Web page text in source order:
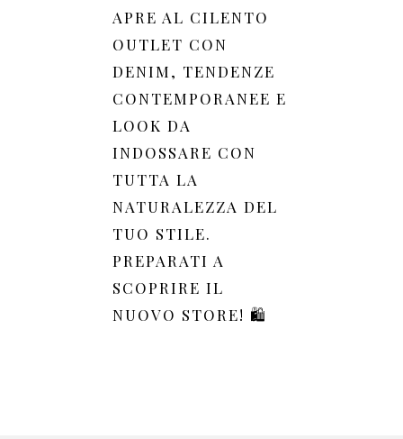
APRE AL CILENTO
OUTLET CON
DENIM, TENDENZE
CONTEMPORANEE E
LOOK DA
INDOSSARE CON
TUTTA LA
NATURALEZZA DEL
TUO STILE.
PREPARATI A
SCOPRIRE IL
NUOVO STORE! 🛍️